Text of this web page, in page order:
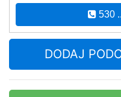
530
DODAJ